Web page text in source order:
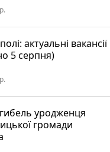
актуальні вакансії
5 серпня)
уродженця
громади